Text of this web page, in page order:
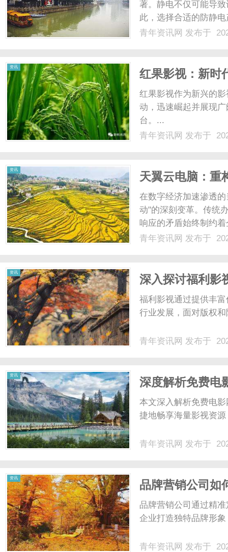
著。静电不仅可能导
此，选择合适的防静
节。ESDE02防静电挤
青年资讯网 发布于
资讯
红果影视：新时
红果影视作为新兴的
动，迅速崛起并展现
台。...
青年资讯网 发布于
资讯
天翼云电脑：重
新范式
在数字经济加速渗透
动"的深刻变革。传统
响应的矛盾始终制约
同架构为核心，通过
青年资讯网 发布于
资讯
深入探讨福利影
福利影视通过提供丰
行业发展，面对版权
青年资讯网 发布于
资讯
深度解析免费电
择
本文深入解析免费电
捷地畅享海量影视资
青年资讯网 发布于
资讯
品牌营销公司如
品牌营销公司通过精
企业打造独特品牌形
青年资讯网 发布于